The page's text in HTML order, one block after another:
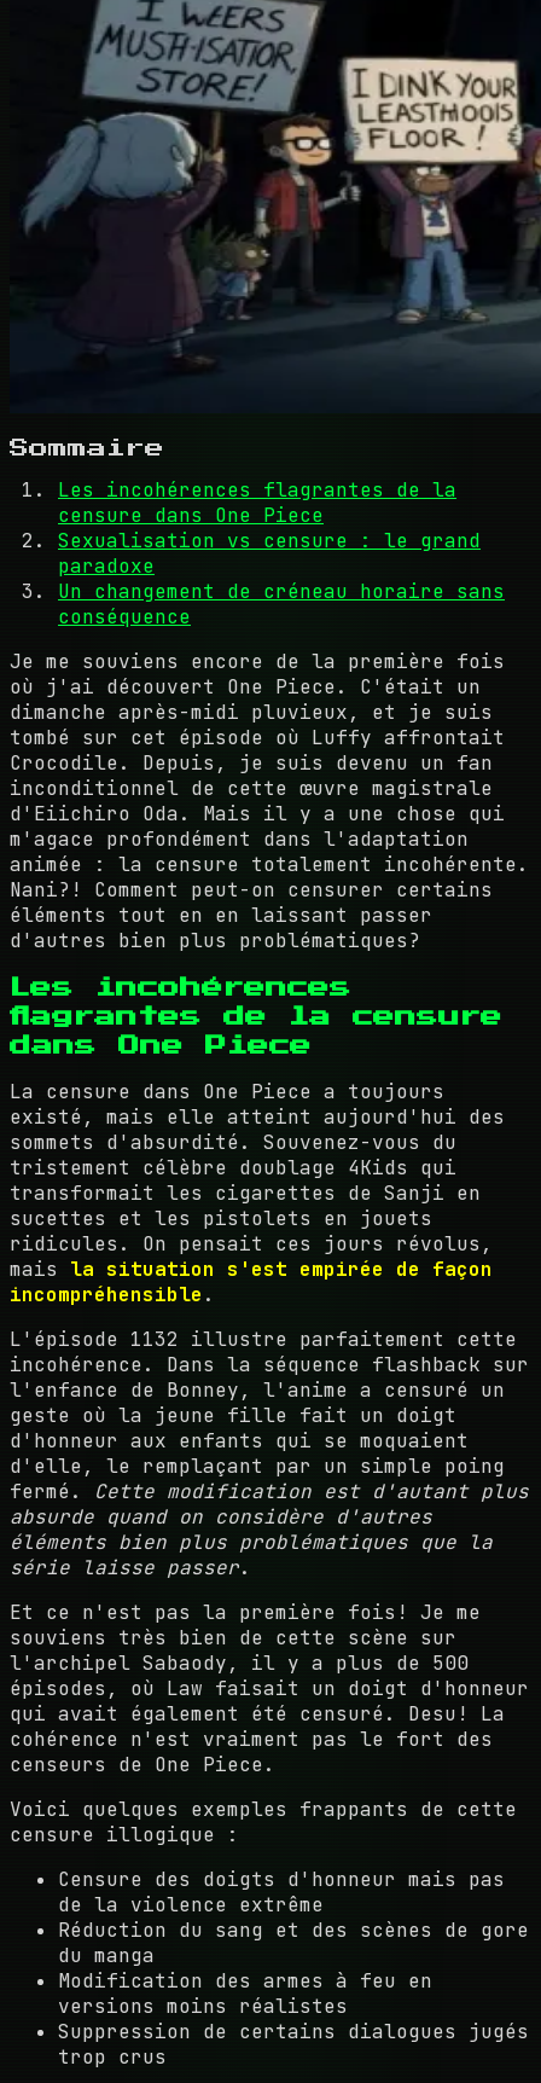
Sommaire
Les incohérences flagrantes de la
censure dans One Piece
Sexualisation vs censure : le grand
paradoxe
Un changement de créneau horaire sans
conséquence
Je me souviens encore de la première fois
où j'ai découvert One Piece. C'était un
dimanche après-midi pluvieux, et je suis
tombé sur cet épisode où Luffy affrontait
Crocodile. Depuis, je suis devenu un fan
inconditionnel de cette œuvre magistrale
d'Eiichiro Oda. Mais il y a une chose qui
m'agace profondément dans l'adaptation
animée : la censure totalement incohérente.
Nani?! Comment peut-on censurer certains
éléments tout en en laissant passer
d'autres bien plus problématiques?
Les incohérences
flagrantes de la censure
dans One Piece
La censure dans One Piece a toujours
existé, mais elle atteint aujourd'hui des
sommets d'absurdité. Souvenez-vous du
tristement célèbre doublage 4Kids qui
transformait les cigarettes de Sanji en
sucettes et les pistolets en jouets
ridicules. On pensait ces jours révolus,
mais la situation s'est empirée de façon
incompréhensible .
L'épisode 1132 illustre parfaitement cette
incohérence. Dans la séquence flashback sur
l'enfance de Bonney, l'anime a censuré un
geste où la jeune fille fait un doigt
d'honneur aux enfants qui se moquaient
d'elle, le remplaçant par un simple poing
fermé. Cette modification est d'autant plus
absurde quand on considère d'autres
éléments bien plus problématiques que la
série laisse passer.
Et ce n'est pas la première fois! Je me
souviens très bien de cette scène sur
l'archipel Sabaody, il y a plus de 500
épisodes, où Law faisait un doigt d'honneur
qui avait également été censuré. Desu! La
cohérence n'est vraiment pas le fort des
censeurs de One Piece.
Voici quelques exemples frappants de cette
censure illogique :
Censure des doigts d'honneur mais pas
de la violence extrême
Réduction du sang et des scènes de gore
du manga
Modification des armes à feu en
versions moins réalistes
Suppression de certains dialogues jugés
trop crus